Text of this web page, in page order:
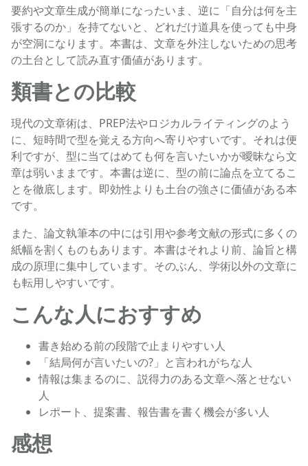
要約や文章生成が簡単になったいま、逆に「自分は何を主
張するのか」を持てないと、どれだけ道具を使っても中身
が空洞になります。本書は、文章を外注しないための思考
の土台として読み直す価値があります。
類書との比較
現代の文章術は、PREP法やロジカルライティングのよう
に、短時間で型を覚える方向へ寄りやすいです。それは便
利ですが、型に当てはめても何を言いたいかが曖昧なら文
章は弱いままです。本書は逆に、型の前に論点を立てるこ
とを徹底します。即効性よりも土台の強さに価値がある本
です。
また、論文執筆本の中には引用や参考文献の形式に多くの
紙幅を割くものもあります。本書はそれより前、論旨と構
成の原理に集中しています。そのぶん、学術以外の文章に
も転用しやすいです。
こんな人におすすめ
書き始める前の段階で止まりやすい人
「結局何が言いたいの?」と言われがちな人
情報は集まるのに、説得力のある文章へ落とせない
人
レポート、提案書、報告書を書く機会が多い人
感想